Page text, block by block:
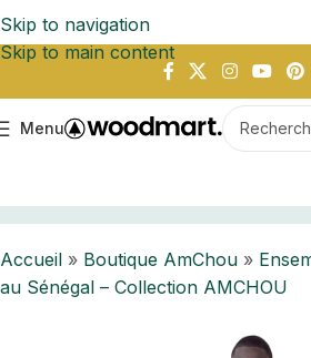
Skip to navigation
Skip to main content
Menu
Accueil » Boutique AmChou »
au Sénégal – Collection AMCHOU